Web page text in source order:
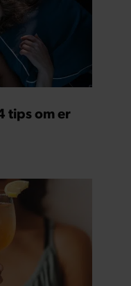
met andere
of die ze hebben
van hun services. U
u onze website blijft
tips om er